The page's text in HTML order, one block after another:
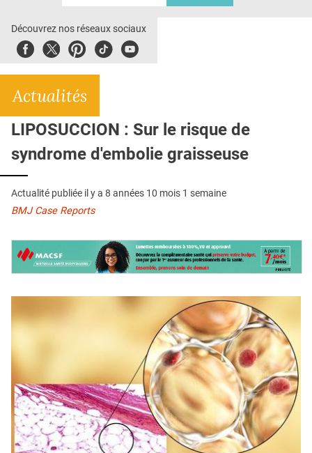
E-REVUE SAD
L'APP
QUI SOMMES-NOUS ?
PUBLICITÉ
CONDITIONS GÉNÉRALES
CONTACT
Découvrez nos réseaux sociaux
FacebookTwitterPinterest
TiktokYoubute
Actualités
LIPOSUCCION : Sur le risque de
syndrome d'embolie graisseuse
Actualité publiée il y a 8 années 10 mois 1 semaine
BMJ Case Reports